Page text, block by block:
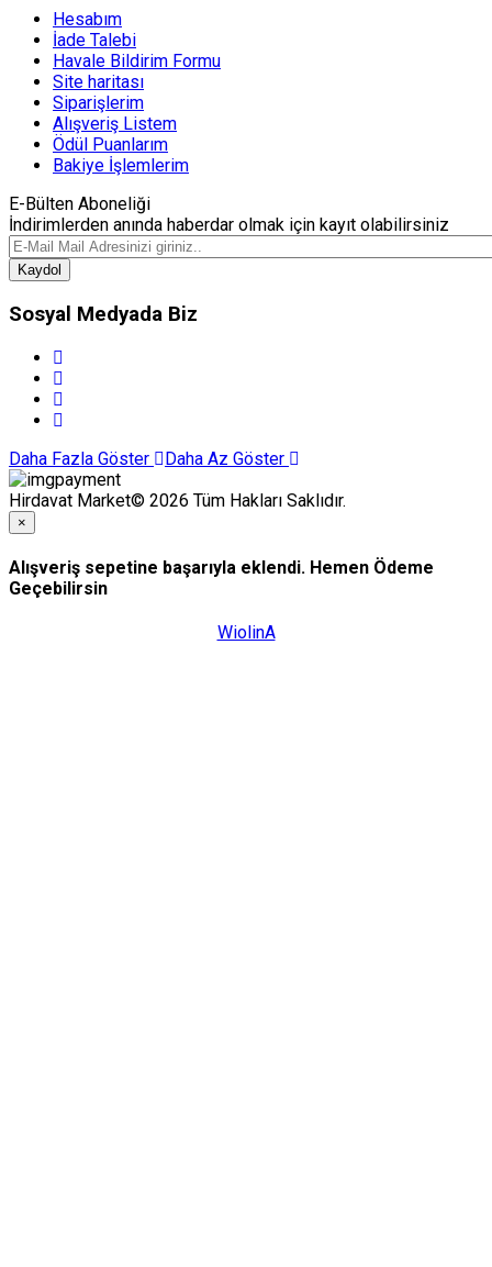
Hesabım
İade Talebi
Havale Bildirim Formu
Site haritası
Siparişlerim
Alışveriş Listem
Ödül Puanlarım
Bakiye İşlemlerim
E-Bülten Aboneliği
İndirimlerden anında haberdar olmak için kayıt olabilirsiniz
Kaydol
Sosyal Medyada Biz
Daha Fazla Göster
Daha Az Göster
Hirdavat Market© 2026 Tüm Hakları Saklıdır.
×
Alışveriş sepetine başarıyla eklendi. Hemen Ödeme
Geçebilirsin
WiolinA